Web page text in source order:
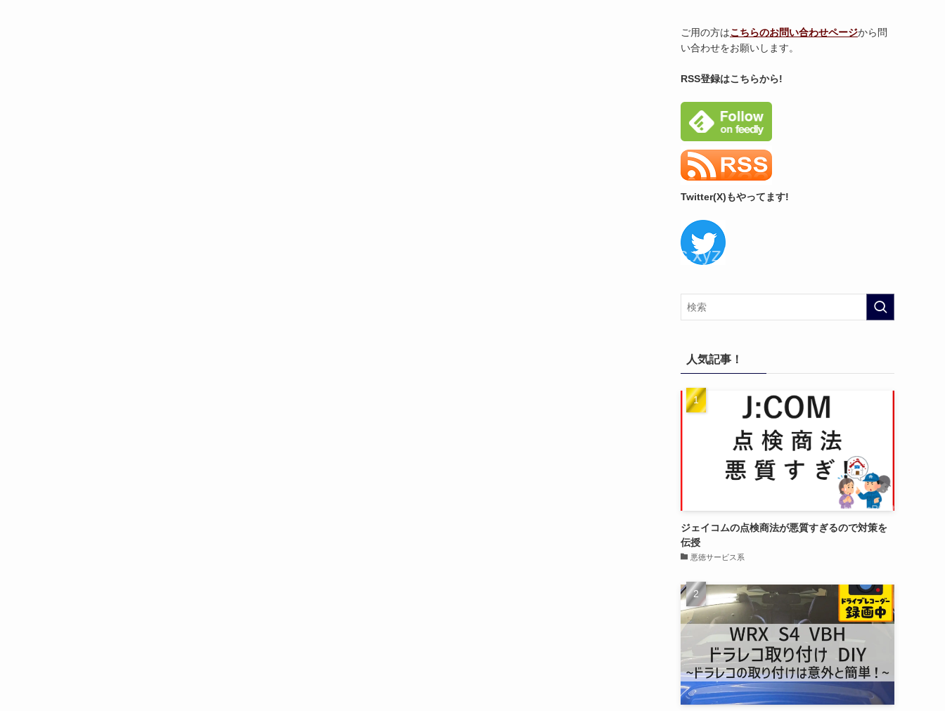
ご用の方はこちらのお問い合わせページから問
い合わせをお願いします。
RSS登録はこちらから!
Twitter(X)もやってます!
人気記事！
ジェイコムの点検商法が悪質すぎるので対策を
伝授
悪徳サービス系